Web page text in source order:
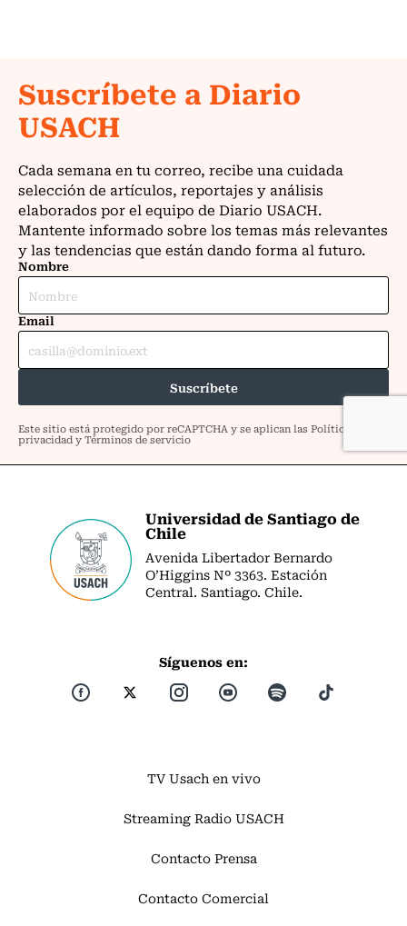
Universidad de Santiago de
Chile
Avenida Libertador Bernardo
O’Higgins Nº 3363. Estación
Central. Santiago. Chile.
Síguenos en:
TV Usach en vivo
Streaming Radio USACH
Contacto Prensa
Contacto Comercial